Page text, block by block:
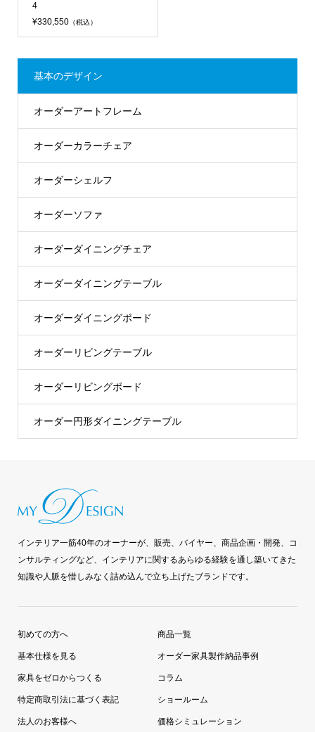
4
¥330,550（税込）
基本のデザイン
オーダーアートフレーム
オーダーカラーチェア
オーダーシェルフ
オーダーソファ
オーダーダイニングチェア
オーダーダイニングテーブル
オーダーダイニングボード
オーダーリビングテーブル
オーダーリビングボード
オーダー円形ダイニングテーブル
インテリア一筋40年のオーナーが、販売、バイヤー、商品企画・開発、コ
ンサルティングなど、インテリアに関するあらゆる経験を通し築いてきた
知識や人脈を惜しみなく詰め込んで立ち上げたブランドです。
初めての方へ
基本仕様を見る
家具をゼロからつくる
特定商取引法に基づく表記
法人のお客様へ
商品一覧
オーダー家具製作納品事例
コラム
ショールーム
価格シミュレーション